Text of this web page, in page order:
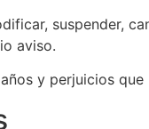
suspender,
aviso.
y perjuicios